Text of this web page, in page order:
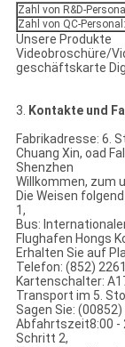
Zahl von R&D-
Zahl von QC-Personal:
Unsere Produkte
Videobroschüre/
geschäftskarte
3. Kontakte und
Fabrikadresse: 6.
Chuang Xin, oad
Shenzhen
Willkommen, zum
Die Weisen
1,
Bus:
Flughafen Hongs
Erhalten Sie auf
Telefon: (852)
Kartenschalter:
Transport im 5.
Sagen Sie:
Abfahrtszeit8:00 -
Schritt 2,